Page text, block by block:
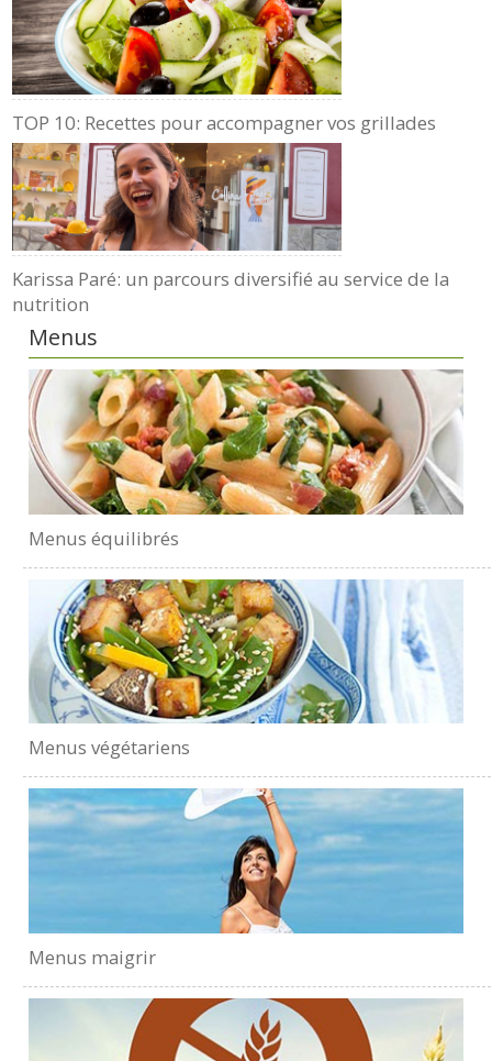
TOP 10: Recettes pour accompagner vos grillades
Karissa Paré: un parcours diversifié au service de la
nutrition
Menus
Menus équilibrés
Menus végétariens
Menus maigrir